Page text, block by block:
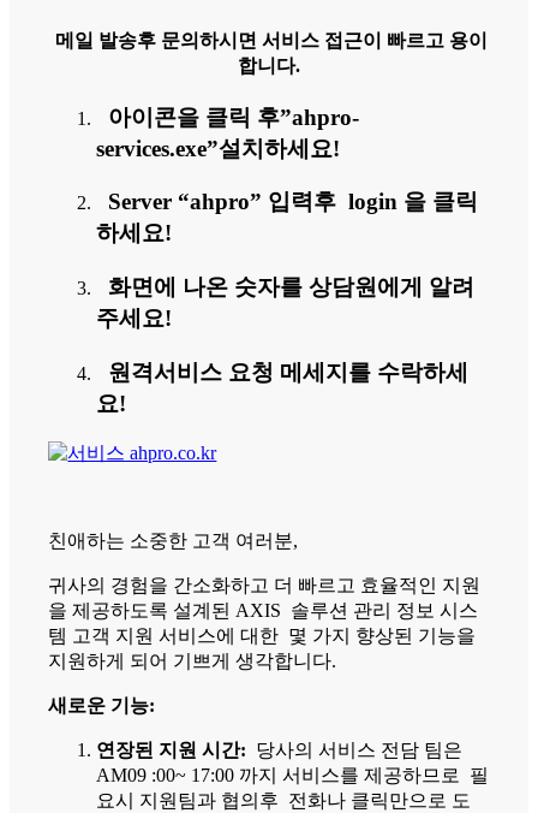
메일 발송후 문의하시면 서비스 접근이 빠르고 용이
합니다.
아이콘을 클릭 후”ahpro-
services.exe”설치하세요!
Server “ahpro” 입력후 login 을 클릭
하세요!
화면에 나온 숫자를 상담원에게 알려
주세요!
원격서비스 요청 메세지를 수락하세
요!
친애하는 소중한 고객 여러분,
귀사의 경험을 간소화하고 더 빠르고 효율적인 지원
을 제공하도록 설계된 AXIS 솔루션 관리 정보 시스
템 고객 지원 서비스에 대한 몇 가지 향상된 기능을
지원하게 되어 기쁘게 생각합니다.
새로운 기능:
연장된 지원 시간: 당사의 서비스 전담 팀은
AM09 :00~ 17:00 까지 서비스를 제공하므로 필
요시 지원팀과 협의후 전화나 클릭만으로 도